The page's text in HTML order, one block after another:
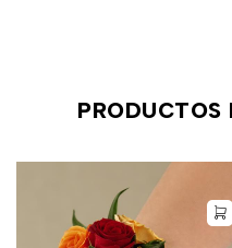
PRODUCTOS